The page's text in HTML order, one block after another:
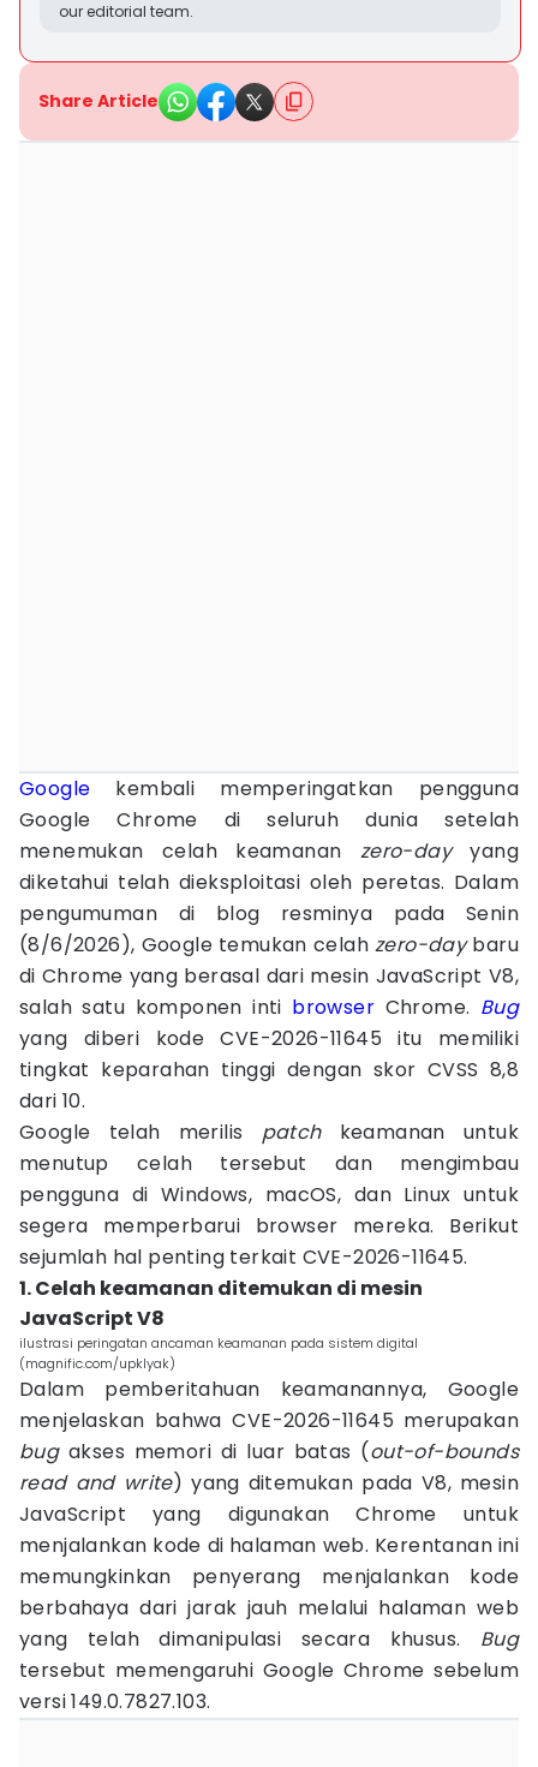
our editorial team.
Share Article
Google kembali memperingatkan pengguna
Google Chrome di seluruh dunia setelah
menemukan celah keamanan zero-dayyang
diketahui telah dieksploitasi oleh peretas. Dalam
pengumuman di blog resminya pada Senin
(8/6/2026), Google temukan celahzero-daybaru
di Chrome yang berasal dari mesin JavaScript V8,
salah satu komponen inti browser Chrome. Bug
yang diberi kode CVE-2026-11645 itu memiliki
tingkat keparahan tinggi dengan skor CVSS 8,8
dari 10.
Google telah merilis patchkeamanan untuk
menutup celah tersebut dan mengimbau
pengguna di Windows, macOS, dan Linux untuk
segera memperbarui browser mereka. Berikut
sejumlah hal penting terkait CVE-2026-11645.
1. Celah keamanan ditemukan di mesin
JavaScript V8
ilustrasi peringatan ancaman keamanan pada sistem digital
(magnific.com/upklyak)
Dalam pemberitahuan keamanannya, Google
menjelaskan bahwa CVE-2026-11645 merupakan
bugakses memori di luar batas (out-of-bounds
read and write) yang ditemukan pada V8, mesin
JavaScript yang digunakan Chrome untuk
menjalankan kode di halaman web. Kerentanan ini
memungkinkan penyerang menjalankan kode
berbahaya dari jarak jauh melalui halaman web
yang telah dimanipulasi secara khusus. Bug
tersebut memengaruhi Google Chrome sebelum
versi 149.0.7827.103.